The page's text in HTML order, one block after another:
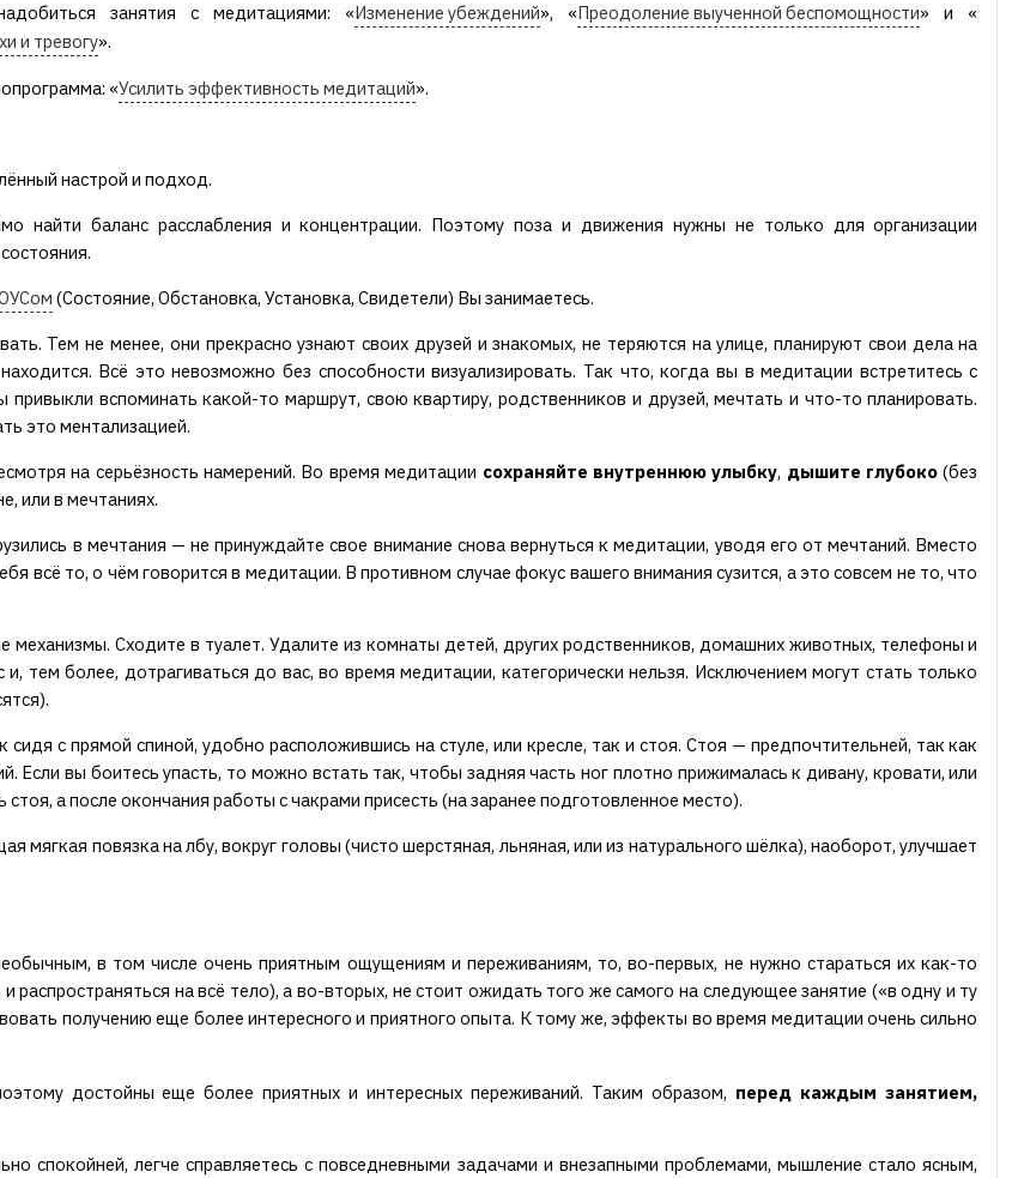
занятия с медитациями: «Изменение убеждений», «Преодоление выученной беспомощности» и «
и тревогу».
«Усилить эффективность медитаций».
настрой и подход.
найти баланс расслабления и концентрации. Поэтому поза и движения нужны не только для организации
(Состояние, Обстановка, Установка, Свидетели) Вы занимаетесь.
Тем не менее, они прекрасно узнают своих друзей и знакомых, не теряются на улице, планируют свои дела на
Всё это невозможно без способности визуализировать. Так что, когда вы в медитации встретитесь с
вспоминать какой-то маршрут, свою квартиру, родственников и друзей, мечтать и что-то планировать.
это ментализацией.
на серьёзность намерений. Во время медитации сохраняйте внутреннюю улыбку, дышите глубоко (без
или в мечтаниях.
в мечтания — не принуждайте свое внимание снова вернуться к медитации, уводя его от мечтаний. Вместо
всё то, о чём говорится в медитации. В противном случае фокус вашего внимания сузится, а это совсем не то, что
механизмы. Сходите в туалет. Удалите из комнаты детей, других родственников, домашних животных, телефоны и
тем более, дотрагиваться до вас, во время медитации, категорически нельзя. Исключением могут стать только
с прямой спиной, удобно расположившись на стуле, или кресле, так и стоя. Стоя — предпочтительней, так как
вы боитесь упасть, то можно встать так, чтобы задняя часть ног плотно прижималась к дивану, кровати, или
а после окончания работы с чакрами присесть (на заранее подготовленное место).
повязка на лбу, вокруг головы (чисто шерстяная, льняная, или из натурального шёлка), наоборот, улучшает
в том числе очень приятным ощущениям и переживаниям, то, во-первых, не нужно стараться их как-то
на всё тело), а во-вторых, не стоит ожидать того же самого на следующее занятие («в одну и ту
получению еще более интересного и приятного опыта. К тому же, эффекты во время медитации очень сильно
достойны еще более приятных и интересных переживаний. Таким образом, перед каждым занятием,
спокойней, легче справляетесь с повседневными задачами и внезапными проблемами, мышление стало ясным,